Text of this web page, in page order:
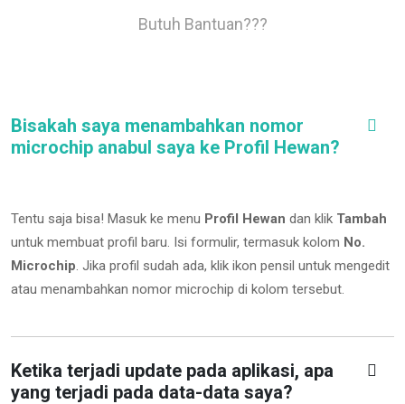
Butuh Bantuan???
Bisakah saya menambahkan nomor
microchip anabul saya ke Profil Hewan?
Tentu saja bisa! Masuk ke menu Profil Hewan dan klik Tambah
untuk membuat profil baru. Isi formulir, termasuk kolom No.
Microchip. Jika profil sudah ada, klik ikon pensil untuk mengedit
atau menambahkan nomor microchip di kolom tersebut.
Ketika terjadi update pada aplikasi, apa
yang terjadi pada data-data saya?